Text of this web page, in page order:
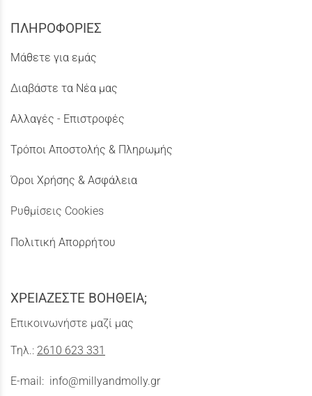
ΠΛΗΡΟΦΟΡΙΕΣ
Μάθετε για εμάς
Διαβάστε τα Νέα μας
Αλλαγές - Επιστροφές
Τρόποι Αποστολής & Πληρωμής
Όροι Χρήσης & Ασφάλεια
Ρυθμίσεις Cookies
Πολιτική Απορρήτου
ΧΡΕΙΑΖΕΣΤΕ ΒΟΗΘΕΙΑ;
Επικοινωνήστε μαζί μας
Τηλ.: 2610 623 331
E-mail: info@millyandmolly.gr